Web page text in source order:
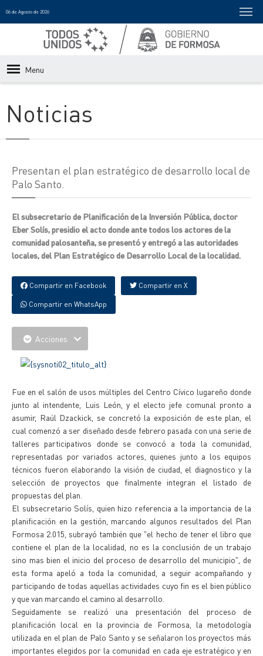
06 de Agosto de 2026
Menu
Noticias
Presentan el plan estratégico de desarrollo local de
Palo Santo.
El subsecretario de Planificación de la Inversión Pública, doctor
Eber Solís, presidio el acto donde ante todos los actores de la
comunidad palosanteña, se presentó y entregó a las autoridades
locales, del Plan Estratégico de Desarrollo Local de la localidad.
Compartir en Facebook Compartir en X
Compartir en WhatsApp
Acciones
Fue en el salón de usos múltiples del Centro Cívico lugareño donde
junto al intendente, Luis León, y el electo jefe comunal pronto a
asumir, Raúl Dzackick, se concretó la exposición de este plan, el
cual comenzó a ser diseñado desde febrero pasada con una serie de
talleres participativos donde se convocó a toda la comunidad,
representadas por variados actores, quienes junto a los equipos
técnicos fueron elaborando la visión de ciudad, el diagnostico y la
selección de proyectos que finalmente integran el listado de
propuestas del plan.
El subsecretario Solís, quien hizo referencia a la importancia de la
planificación en la gestión, marcando algunos resultados del Plan
Formosa 2.015, subrayó también que "el hecho de tener el libro que
contiene el plan de la localidad, no es la conclusión de un trabajo
sino mas bien el inicio del proceso de desarrollo del municipio", de
esta forma apeló a toda la comunidad, a seguir acompañando y
participando de todas aquellas actividades cuyo fin es el bien público
y que van marcando el camino al desarrollo.
Seguidamente se realizó una presentación del proceso de
planificación local en la provincia de Formosa, la metodología
utilizada en el plan de Palo Santo y se señalaron los proyectos más
importantes elegidos por la comunidad en cada eje estratégico y en